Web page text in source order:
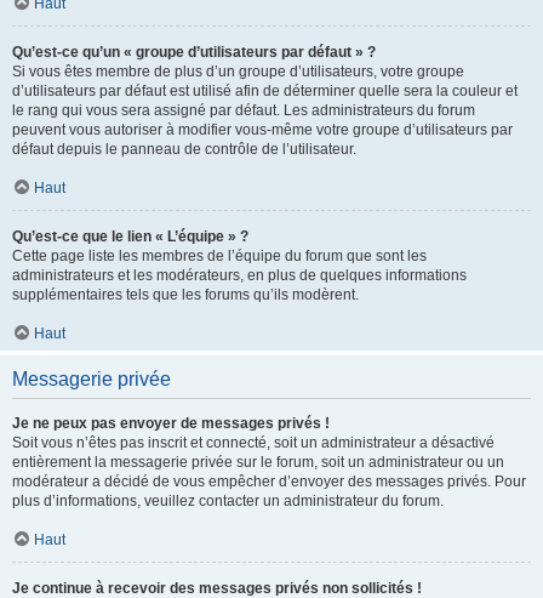
Haut
Qu’est-ce qu’un « groupe d’utilisateurs par défaut » ?
Si vous êtes membre de plus d’un groupe d’utilisateurs, votre groupe
d’utilisateurs par défaut est utilisé afin de déterminer quelle sera la couleur et
le rang qui vous sera assigné par défaut. Les administrateurs du forum
peuvent vous autoriser à modifier vous-même votre groupe d’utilisateurs par
défaut depuis le panneau de contrôle de l’utilisateur.
Haut
Qu’est-ce que le lien « L’équipe » ?
Cette page liste les membres de l’équipe du forum que sont les
administrateurs et les modérateurs, en plus de quelques informations
supplémentaires tels que les forums qu’ils modèrent.
Haut
Messagerie privée
Je ne peux pas envoyer de messages privés !
Soit vous n’êtes pas inscrit et connecté, soit un administrateur a désactivé
entièrement la messagerie privée sur le forum, soit un administrateur ou un
modérateur a décidé de vous empêcher d’envoyer des messages privés. Pour
plus d’informations, veuillez contacter un administrateur du forum.
Haut
Je continue à recevoir des messages privés non sollicités !